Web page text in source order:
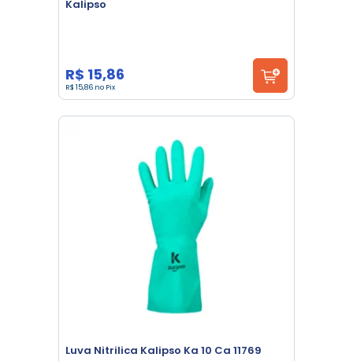
Kalipso
R$ 15,86
R$ 15,86 no Pix
Luva Nitrilica Kalipso Ka 10 Ca 11769